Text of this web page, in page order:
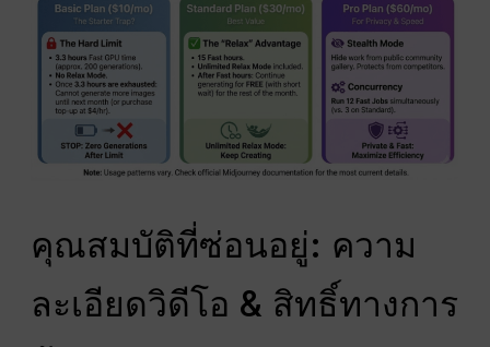
คุณสมบัติที่ซ่อนอยู่: ความ
ละเอียดวิดีโอ & สิทธิ์ทางการ